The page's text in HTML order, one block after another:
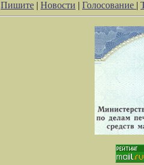
Пишите | Новости | Голосование |